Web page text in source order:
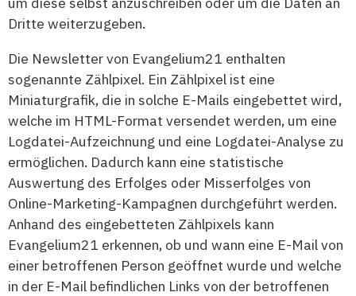
Dritte weiterzugeben.
Die Newsletter von Evangelium21 enthalten
sogenannte Zählpixel. Ein Zählpixel ist eine
Miniaturgrafik, die in solche E-Mails eingebettet wird,
welche im HTML-Format versendet werden, um eine
Logdatei-Aufzeichnung und eine Logdatei-Analyse zu
ermöglichen. Dadurch kann eine statistische
Auswertung des Erfolges oder Misserfolges von
Online-Marketing-Kampagnen durchgeführt werden.
Anhand des eingebetteten Zählpixels kann
Evangelium21 erkennen, ob und wann eine E-Mail von
einer betroffenen Person geöffnet wurde und welche
in der E-Mail befindlichen Links von der betroffenen